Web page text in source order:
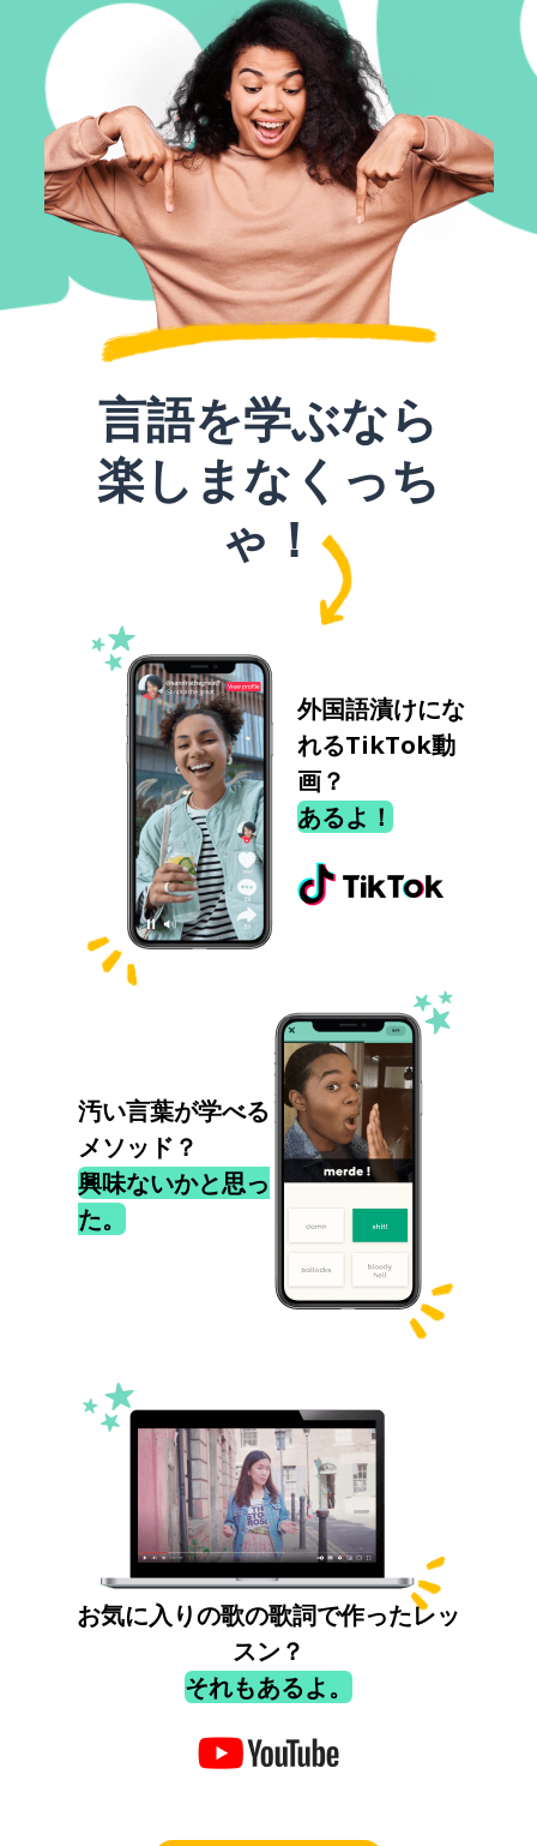
言語を学ぶなら
楽しまなくっち
ゃ！
外国語漬けにな
れるTikTok動
画？
あるよ！
汚い言葉が学べる
メソッド？
興味ないかと思っ
た。
お気に入りの歌の歌詞で作ったレッ
スン？
それもあるよ。